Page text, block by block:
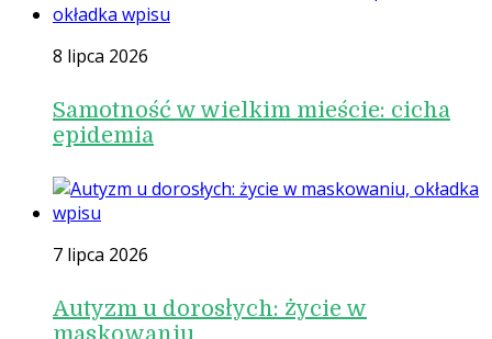
8 lipca 2026
Samotność w wielkim mieście: cicha
epidemia
7 lipca 2026
Autyzm u dorosłych: życie w